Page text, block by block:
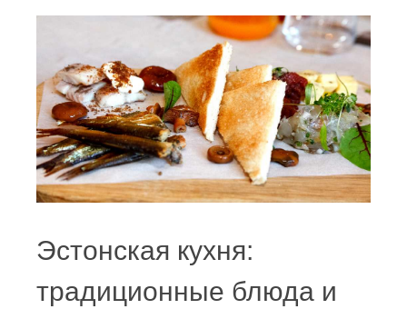
Эстонская кухня:
традиционные блюда и